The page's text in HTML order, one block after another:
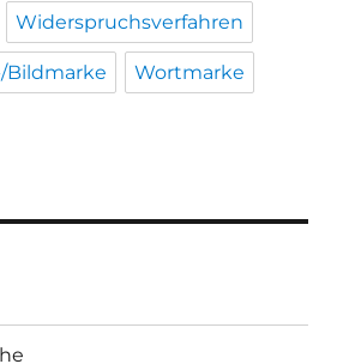
Widerspruchsverfahren
Bildmarke Wortmarke